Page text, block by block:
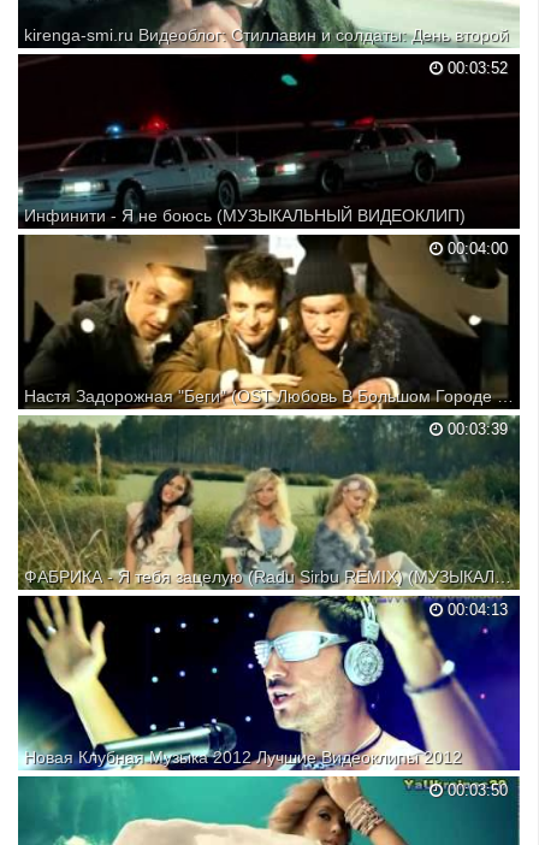
kirenga-smi.ru Видеоблог: Стиллавин и солдаты: День второй
Команда утреннего шоу и добровольные призывники через день
после медкомиссии прибыли снова на Угрешку для отправки в
00:03:52
Инфинити - Я не боюсь (МУЗЫКАЛЬНЫЙ ВИДЕОКЛИП)
00:04:00
Настя Задорожная "Беги" (OST Любовь В Большом Городе 2) (2010) (МУЗЫКАЛЬНЫЙ ВИДЕОКЛИП)
00:03:39
ФАБРИКА - Я тебя зацелую (Radu Sirbu REMIX) (МУЗЫКАЛЬНЫЙ ВИДЕОКЛИП)
00:04:13
Новая Клубная Музыка 2012 Лучшие Видеоклипы 2012
00:03:50